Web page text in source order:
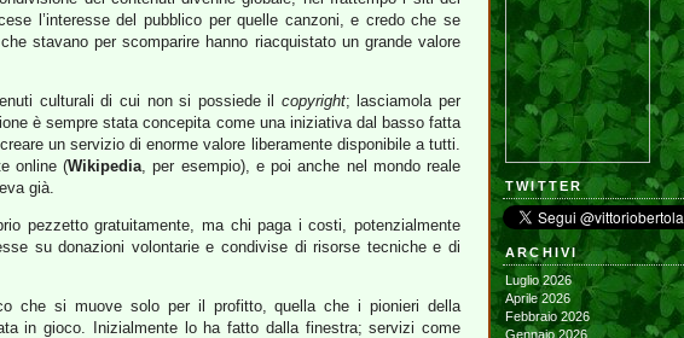
l’interesse del pubblico per quelle canzoni, e credo che se
stavano per scomparire hanno riacquistato un grande valore
culturali di cui non si possiede il copyright; lasciamola per
è sempre stata concepita come una iniziativa dal basso fatta
un servizio di enorme valore liberamente disponibile a tutti.
online (Wikipedia, per esempio), e poi anche nel mondo reale
già.
pezzetto gratuitamente, ma chi paga i costi, potenzialmente
su donazioni volontarie e condivise di risorse tecniche e di
che si muove solo per il profitto, quella che i pionieri della
in gioco. Inizialmente lo ha fatto dalla finestra; servizi come
TWITTER
ARCHIVI
Luglio 2026
Aprile 2026
Febbraio 2026
Gennaio 2026